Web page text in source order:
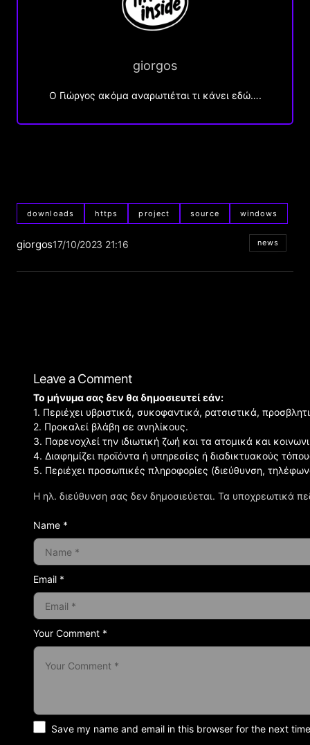
giorgos
Ο Γιώργος ακόμα αναρωτιέται τι κάνει εδώ….
downloads https project source windows
giorgos17/10/2023 21:16 news
Leave a Comment
Η ηλ. διεύθυνση σας δεν δημοσιεύεται. Τα υποχρεωτικά
Your Comment *
Το μήνυμα σας δεν θα δημοσιευτεί εάν:
1. Περιέχει υβριστικά, συκοφαντικά, ρατσιστικά,
2. Προκαλεί βλάβη σε ανηλίκους.
3. Παρενοχλεί την ιδιωτική ζωή και τα ατομικά και
4. Διαφημίζει προϊόντα ή υπηρεσίες ή διαδικτυακούς
5. Περιέχει προσωπικές πληροφορίες (διεύθυνση,
Name *
Email *
Save my name and email in this browser for the next